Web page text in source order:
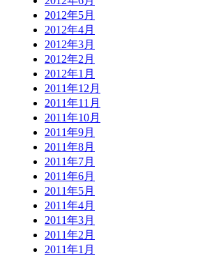
2012年5月
2012年4月
2012年3月
2012年2月
2012年1月
2011年12月
2011年11月
2011年10月
2011年9月
2011年8月
2011年7月
2011年6月
2011年5月
2011年4月
2011年3月
2011年2月
2011年1月